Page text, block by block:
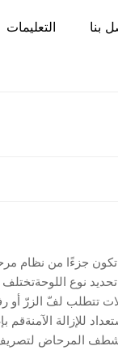
التعليمات بنا
مصادر متعددة: الخطوة 1:
تتطلب لفّ الزرّ أو
الخطوة 2: الاستعداد